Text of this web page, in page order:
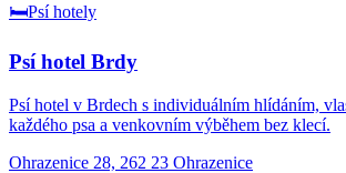
🛏️Psí hotely
Psí hotel Brdy
Psí hotel v Brdech s individuálním hlídáním,
každého psa a venkovním výběhem bez klecí.
Ohrazenice 28, 262 23 Ohrazenice